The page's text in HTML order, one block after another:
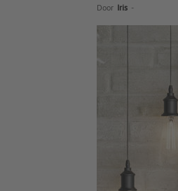
Door Iris -